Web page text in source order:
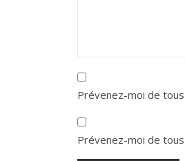
Prévenez-moi de
Prévenez-moi de